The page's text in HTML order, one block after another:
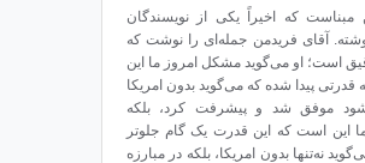
مبناست که اخیراً یکی از نویسندگان
آقای فریدمن جمله‌ای را نوشت که
است؛ او می‌گوید مشکل امروز ما این
پیدا شده که می‌گوید بدون امریکا
موفق شد و پیشرفت کرد، بلکه
این است که این قدرت یک گام جلوتر
نه‌تنها بدون امریکا، بلکه در مبارزه